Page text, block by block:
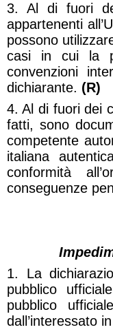
3. Al di fuori
appartenenti
possono
casi in cui la
convenzioni
dichiarante. (R)
4. Al di fuori dei
fatti, sono
competente
italiana
conformità
conseguenze
1. La
pubblico
pubblico
dall’interessato